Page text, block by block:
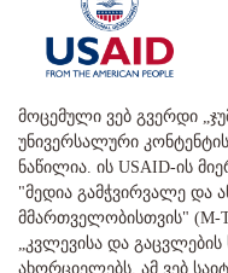
მოცემული ვებ გვერდი
უნივერსალური კონტენტის
ნაწილია. ის USAID-ის
"მედია გამჭვირვალე და
მმართველობისთვის" (M-
„კვლევისა და
ახორციელებს. ამ ვებ